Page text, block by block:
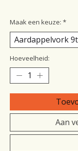
Maak een keuze: *
Hoeveelheid:
Aan